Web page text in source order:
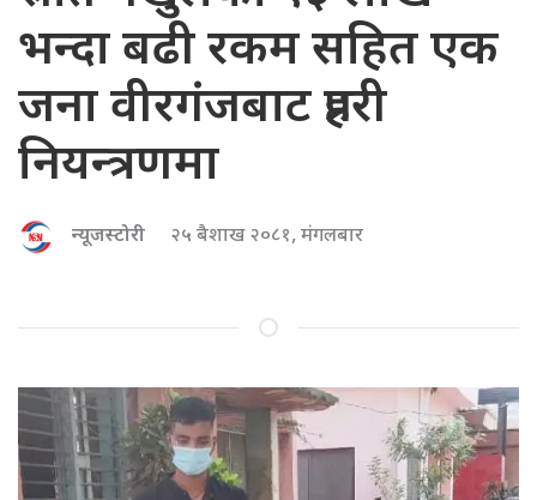
भन्दा बढी रकम सहित एक
जना वीरगंजबाट प्रहरी
नियन्त्रणमा
न्यूजस्टोरी २५ बैशाख २०८१, मंगलबार